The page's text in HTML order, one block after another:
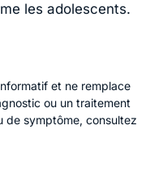
les adolescents.
et ne remplace
ou un traitement
de symptôme, consultez